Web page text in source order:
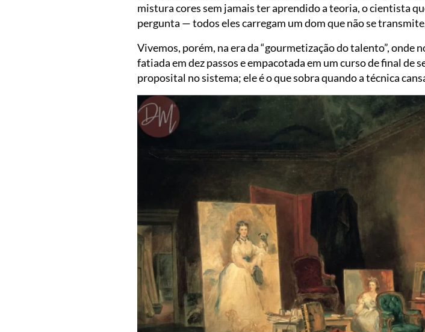
mistura cores sem jamais ter aprendido a teoria, o cientista
pergunta — todos eles carregam um dom que não se
Vivemos, porém, na era da “gourmetização do talento”, onde
fatiada em dez passos e empacotada em um curso de final de
proposital no sistema; ele é o que sobra quando a técnica